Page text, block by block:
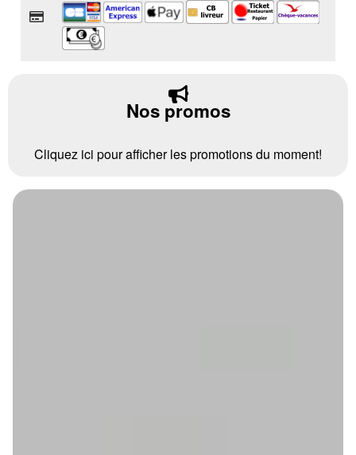
Nos promos
Cliquez ici pour afficher les promotions du moment!